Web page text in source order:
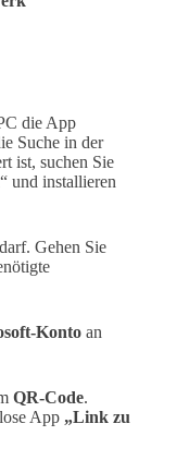
die App
Suche in der
ist, suchen Sie
und installieren
Gehen Sie
Konto an
QR-Code.
App „Link zu